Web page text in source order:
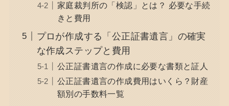
家庭裁判所の「検認」とは？ 必要な手続
きと費用
プロが作成する「公正証書遺言」の確実
な作成ステップと費用
公正証書遺言の作成に必要な書類と証人
公正証書遺言の作成費用はいくら？財産
額別の手数料一覧